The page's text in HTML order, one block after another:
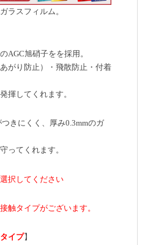
ラスフィルム。
AGC旭硝子をを採用。
がり防止）・飛散防止・付着
揮してくれます。
きにくく、厚み0.3mmのガ
ってくれます。
択してください
触タイプがございます。
イプ】